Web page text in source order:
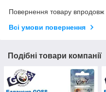
Повернення товару впродовж
Всі умови повернення
Подібні товари компанії